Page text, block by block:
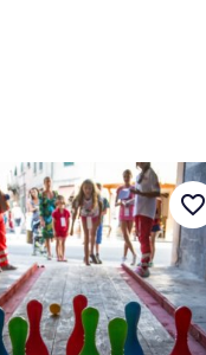
favorite_border